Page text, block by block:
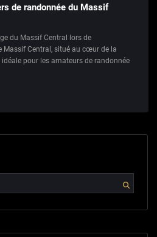
de randonnée du Massif
du Massif Central lors de
Massif Central, situé au cœur de la
pour les amateurs de randonnée